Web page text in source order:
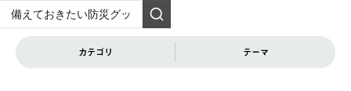
カテゴリ テーマ